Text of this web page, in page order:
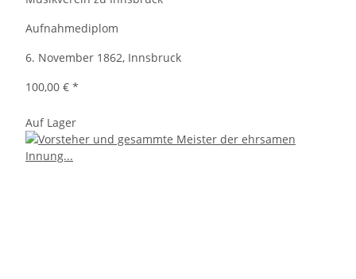
Aufnahmediplom
6. November 1862, Innsbruck
100,00 € *
Auf Lager